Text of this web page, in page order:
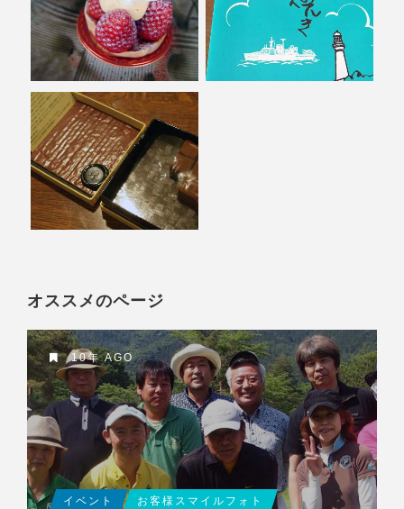
オススメのページ
10年 AGO
イベント お客様スマイルフォト